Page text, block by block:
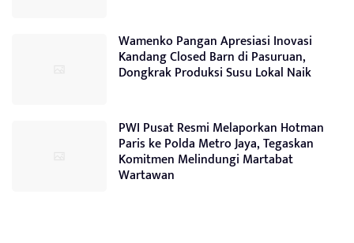
Wamenko Pangan Apresiasi Inovasi
Kandang Closed Barn di Pasuruan,
Dongkrak Produksi Susu Lokal Naik
PWI Pusat Resmi Melaporkan Hotman
Paris ke Polda Metro Jaya, Tegaskan
Komitmen Melindungi Martabat
Wartawan